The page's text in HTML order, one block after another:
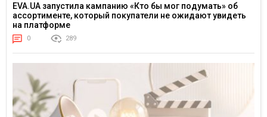
EVA.UA запустила кампанию «Кто бы мог подумать» об
ассортименте, который покупатели не ожидают увидеть
на платформе
0 289